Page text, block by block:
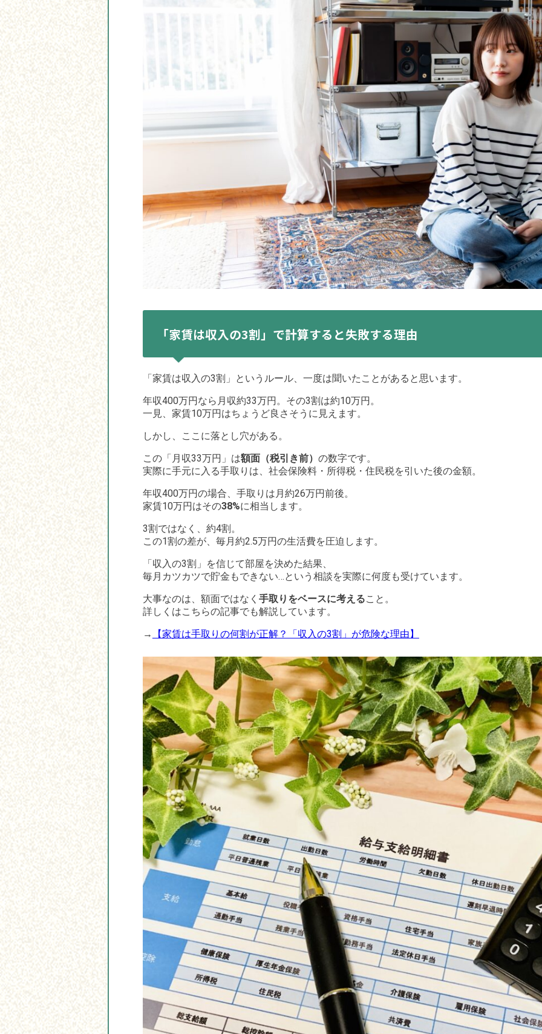
「家賃は収入の3割」で計算すると失敗する理由
「家賃は収入の3割」というルール、一度は聞いたことがあると思います。
年収400万円なら月収約33万円。その3割は約10万円。
一見、家賃10万円はちょうど良さそうに見えます。
しかし、ここに落とし穴がある。
この「月収33万円」は額面（税引き前） の数字です。
実際に手元に入る手取りは、社会保険料・所得税・住民税を引いた後の金額。
年収400万円の場合、手取りは月約26万円前後。
家賃10万円はその38%に相当します。
3割ではなく、約4割。
この1割の差が、毎月約2.5万円の生活費を圧迫します。
「収入の3割」を信じて部屋を決めた結果、
毎月カツカツで貯金もできない…という相談を実際に何度も受けています。
大事なのは、額面ではなく 手取りをベースに考えること。
詳しくはこちらの記事でも解説しています。
→
【家賃は手取りの何割が正解？「収入の3割」が危険な理由】